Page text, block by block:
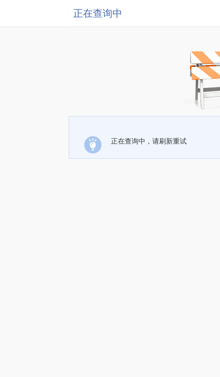
正在查询中
正在查询中，请刷新重试